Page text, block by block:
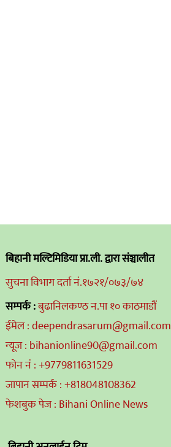
बिहानी मल्टिमिडिया प्रा.ली. द्वारा संञ्चालीत
सुचना विभाग दर्ता नं.१७२१/०७३/७४
सम्पर्क :बुढानिलकण्ठ न.पा १० काठमाडौं
ईमेल : deependrasarum@gmail.com
न्यूज : bihanionline90@gmail.com
फोन नं : +9779811631529
जापान सम्पर्क : +818048108362
फेशबुक पेज : Bihani Online News